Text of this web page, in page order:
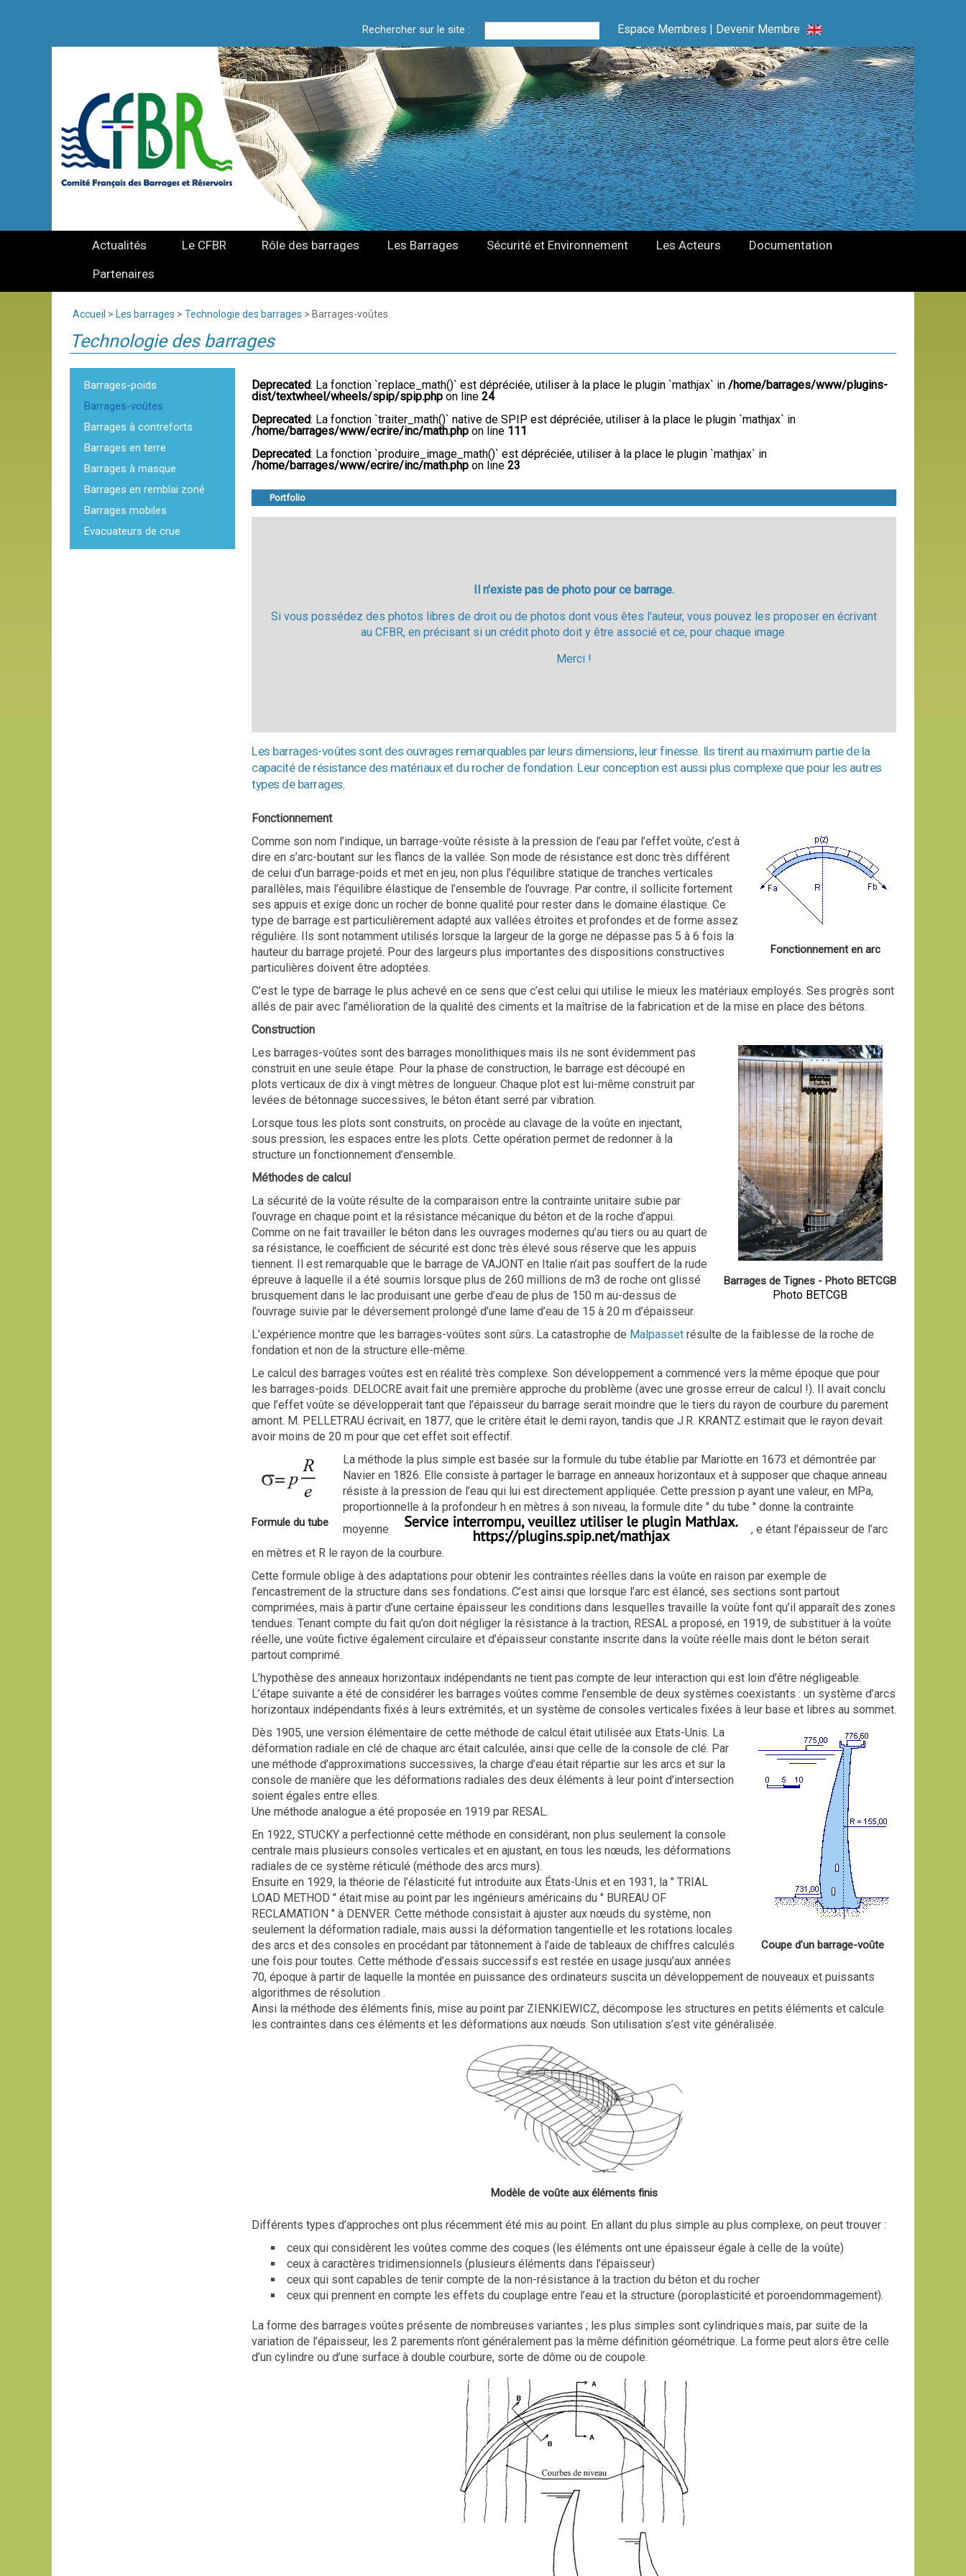
Rechercher sur le site : Espace Membres | Devenir Membre
Actualités Le CFBR Rôle des barrages Les Barrages Sécurité et Environnement Les Acteurs
Documentation
Partenaires
Accueil > Les barrages > Technologie des barrages > Barrages-voûtes
Technologie des barrages
Barrages-poids
Barrages-voûtes
Barrages à contreforts
Barrages en terre
Barrages à masque
Barrages en remblai zoné
Barrages mobiles
Evacuateurs de crue
Deprecated: La fonction `replace_math()` est dépréciée, utiliser à la place le plugin `mathjax` in /home/barrages/www/plugins-
dist/textwheel/wheels/spip/spip.php on line 24
Deprecated: La fonction `traiter_math()` native de SPIP est dépréciée, utiliser à la place le plugin `mathjax` in
/home/barrages/www/ecrire/inc/math.php on line 111
Deprecated: La fonction `produire_image_math()` est dépréciée, utiliser à la place le plugin `mathjax` in
/home/barrages/www/ecrire/inc/math.php on line 23
Portfolio
Il n'existe pas de photo pour ce barrage.
Si vous possédez des photos libres de droit ou de photos dont vous êtes l'auteur, vous pouvez les proposer en écrivant
au CFBR, en précisant si un crédit photo doit y être associé et ce, pour chaque image.
Merci !
Les barrages-voûtes sont des ouvrages remarquables par leurs dimensions, leur finesse. Ils tirent au maximum partie de la
capacité de résistance des matériaux et du rocher de fondation. Leur conception est aussi plus complexe que pour les autres
types de barrages.
Fonctionnement
Fonctionnement en arc
Comme son nom l’indique, un barrage-voûte résiste à la pression de l’eau par l’effet voûte, c’est à
dire en s’arc-boutant sur les flancs de la vallée. Son mode de résistance est donc très différent
de celui d’un barrage-poids et met en jeu, non plus l’équilibre statique de tranches verticales
parallèles, mais l’équilibre élastique de l’ensemble de l’ouvrage. Par contre, il sollicite fortement
ses appuis et exige donc un rocher de bonne qualité pour rester dans le domaine élastique. Ce
type de barrage est particulièrement adapté aux vallées étroites et profondes et de forme assez
régulière. Ils sont notamment utilisés lorsque la largeur de la gorge ne dépasse pas 5 à 6 fois la
hauteur du barrage projeté. Pour des largeurs plus importantes des dispositions constructives
particulières doivent être adoptées.
C’est le type de barrage le plus achevé en ce sens que c’est celui qui utilise le mieux les matériaux employés. Ses progrès sont
allés de pair avec l’amélioration de la qualité des ciments et la maîtrise de la fabrication et de la mise en place des bétons.
Construction
Barrages de Tignes - Photo BETCGB
Photo BETCGB
Les barrages-voûtes sont des barrages monolithiques mais ils ne sont évidemment pas
construit en une seule étape. Pour la phase de construction, le barrage est découpé en
plots verticaux de dix à vingt mètres de longueur. Chaque plot est lui-même construit par
levées de bétonnage successives, le béton étant serré par vibration.
Lorsque tous les plots sont construits, on procède au clavage de la voûte en injectant,
sous pression, les espaces entre les plots. Cette opération permet de redonner à la
structure un fonctionnement d’ensemble.
Méthodes de calcul
La sécurité de la voûte résulte de la comparaison entre la contrainte unitaire subie par
l’ouvrage en chaque point et la résistance mécanique du béton et de la roche d’appui.
Comme on ne fait travailler le béton dans les ouvrages modernes qu’au tiers ou au quart de
sa résistance, le coefficient de sécurité est donc très élevé sous réserve que les appuis
tiennent. Il est remarquable que le barrage de VAJONT en Italie n’ait pas souffert de la rude
épreuve à laquelle il a été soumis lorsque plus de 260 millions de m3 de roche ont glissé
brusquement dans le lac produisant une gerbe d’eau de plus de 150 m au-dessus de
l’ouvrage suivie par le déversement prolongé d’une lame d’eau de 15 à 20 m d’épaisseur.
L’expérience montre que les barrages-voûtes sont sûrs. La catastrophe de Malpasset résulte de la faiblesse de la roche de
fondation et non de la structure elle-même.
Le calcul des barrages voûtes est en réalité très complexe. Son développement a commencé vers la même époque que pour
les barrages-poids. DELOCRE avait fait une première approche du problème (avec une grosse erreur de calcul !). Il avait conclu
que l’effet voûte se développerait tant que l’épaisseur du barrage serait moindre que le tiers du rayon de courbure du parement
amont. M. PELLETRAU écrivait, en 1877, que le critère était le demi rayon, tandis que J.R. KRANTZ estimait que le rayon devait
avoir moins de 20 m pour que cet effet soit effectif.
Formule du tube
La méthode la plus simple est basée sur la formule du tube établie par Mariotte en 1673 et démontrée par
Navier en 1826. Elle consiste à partager le barrage en anneaux horizontaux et à supposer que chaque anneau
résiste à la pression de l’eau qui lui est directement appliquée. Cette pression p ayant une valeur, en MPa,
proportionnelle à la profondeur h en mètres à son niveau, la formule dite " du tube " donne la contrainte
moyenne
, e étant l’épaisseur de l’arc
en mètres et R le rayon de la courbure.
Cette formule oblige à des adaptations pour obtenir les contraintes réelles dans la voûte en raison par exemple de
l’encastrement de la structure dans ses fondations. C’est ainsi que lorsque l’arc est élancé, ses sections sont partout
comprimées, mais à partir d’une certaine épaisseur les conditions dans lesquelles travaille la voûte font qu’il apparaît des zones
tendues. Tenant compte du fait qu’on doit négliger la résistance à la traction, RESAL a proposé, en 1919, de substituer à la voûte
réelle, une voûte fictive également circulaire et d’épaisseur constante inscrite dans la voûte réelle mais dont le béton serait
partout comprimé.
L’hypothèse des anneaux horizontaux indépendants ne tient pas compte de leur interaction qui est loin d’être négligeable.
L’étape suivante a été de considérer les barrages voûtes comme l’ensemble de deux systèmes coexistants : un système d’arcs
horizontaux indépendants fixés à leurs extrémités, et un système de consoles verticales fixées à leur base et libres au sommet.
Coupe d’un barrage-voûte
Dès 1905, une version élémentaire de cette méthode de calcul était utilisée aux Etats-Unis. La
déformation radiale en clé de chaque arc était calculée, ainsi que celle de la console de clé. Par
une méthode d’approximations successives, la charge d’eau était répartie sur les arcs et sur la
console de manière que les déformations radiales des deux éléments à leur point d’intersection
soient égales entre elles.
Une méthode analogue a été proposée en 1919 par RESAL.
En 1922, STUCKY a perfectionné cette méthode en considérant, non plus seulement la console
centrale mais plusieurs consoles verticales et en ajustant, en tous les nœuds, les déformations
radiales de ce système réticulé (méthode des arcs murs).
Ensuite en 1929, la théorie de l’élasticité fut introduite aux États-Unis et en 1931, la " TRIAL
LOAD METHOD " était mise au point par les ingénieurs américains du " BUREAU OF
RECLAMATION " à DENVER. Cette méthode consistait à ajuster aux nœuds du système, non
seulement la déformation radiale, mais aussi la déformation tangentielle et les rotations locales
des arcs et des consoles en procédant par tâtonnement à l’aide de tableaux de chiffres calculés
une fois pour toutes. Cette méthode d’essais successifs est restée en usage jusqu’aux années
70, époque à partir de laquelle la montée en puissance des ordinateurs suscita un développement de nouveaux et puissants
algorithmes de résolution .
Ainsi la méthode des éléments finis, mise au point par ZIENKIEWICZ, décompose les structures en petits éléments et calcule
les contraintes dans ces éléments et les déformations aux nœuds. Son utilisation s’est vite généralisée.
Modèle de voûte aux éléments finis
Différents types d’approches ont plus récemment été mis au point. En allant du plus simple au plus complexe, on peut trouver :
ceux qui considèrent les voûtes comme des coques (les éléments ont une épaisseur égale à celle de la voûte)
ceux à caractères tridimensionnels (plusieurs éléments dans l’épaisseur)
ceux qui sont capables de tenir compte de la non-résistance à la traction du béton et du rocher
ceux qui prennent en compte les effets du couplage entre l’eau et la structure (poroplasticité et poroendommagement).
La forme des barrages voûtes présente de nombreuses variantes ; les plus simples sont cylindriques mais, par suite de la
variation de l’épaisseur, les 2 parements n’ont généralement pas la même définition géométrique. La forme peut alors être celle
d’un cylindre ou d’une surface à double courbure, sorte de dôme ou de coupole.